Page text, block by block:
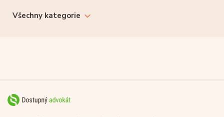
Všechny kategorie